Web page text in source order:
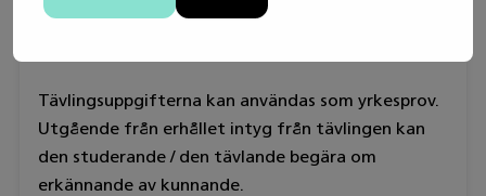
fastighetsskötare ska behärska kundbetjäning,
Tävlingsuppgifterna kan användas som yrkesprov.
Utgående från erhållet intyg från tävlingen kan
den studerande / den tävlande begära om
erkännande av kunnande.